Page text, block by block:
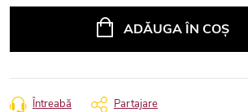
ADĂUGA ÎN COŞ
Întreabă Partajare